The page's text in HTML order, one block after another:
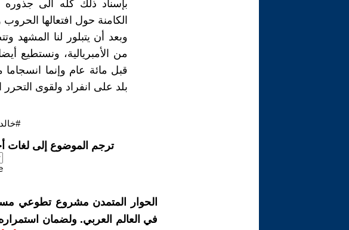
بإسناد ذلك كله الى جذوره
الكامنة حول افتعالها
وبعد أن يتبلور لنا المشهد
من الأمبريالية، ونستطيع
قبل مائة عام وإنما
بلد على انفراد ولقوى
ترجم الموضوع إلى لغات
الحوار المتمدن مشروع تطوعي
في العالم العربي. ولضمان